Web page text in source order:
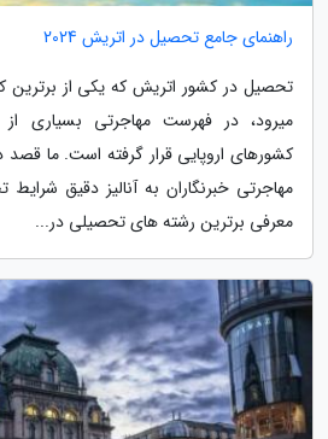
راهنمای جامع تحصیل در اتریش 2024
تحصیل در کشور اتریش که یکی از برترین
میرود، در فهرست مهاجرتی بسیاری
کشورهای اروپایی قرار گرفته است. ما
مهاجرتی خبرنگاران به آنالیز دقیق
معرفی برترین رشته های تحصیلی در...